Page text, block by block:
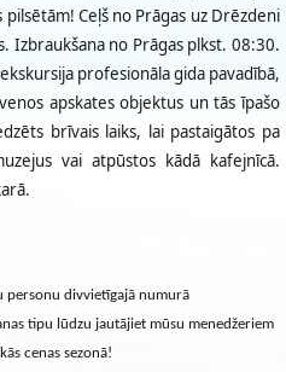
Ceļš no Prāgas uz Drēzdeni
Izbraukšana no Prāgas plkst. 08:30.
profesionāla gida pavadībā,
apskates objektus un tās īpašo
brīvais laiks, lai pastaigātos pa
vai atpūstos kādā kafejnīcā.
personu divvietīgajā numurā
tipu lūdzu jautājiet mūsu menedžeriem
cenas sezonā!